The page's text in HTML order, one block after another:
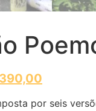
390,00
por seis